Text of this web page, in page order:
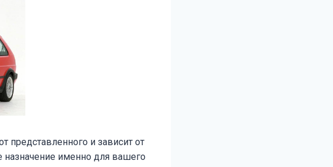
представленного и зависит от
назначение именно для вашего